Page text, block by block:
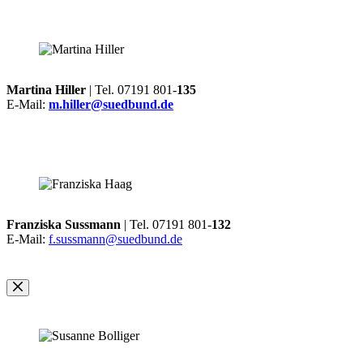
Martina Hiller | Tel. 07191 801-135
E-Mail: m.hiller@suedbund.de
Franziska Sussmann | Tel. 07191 801-132
E-Mail: f.sussmann@suedbund.de